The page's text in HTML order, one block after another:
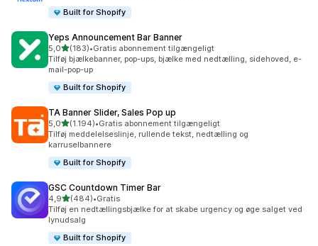
Built for Shopify
Yeps Announcement Bar Banner
5,0ud af 5 stjerner
(183)
183 anmeldelser i alt
•Gratis abonnement tilgængeligt
Tilføj bjælkebanner, pop-ups, bjælke med nedtælling, sidehoved, e-
mail-pop-up
Built for Shopify
TA Banner Slider, Sales Pop up
5,0ud af 5 stjerner
(1.194)
1194 anmeldelser i alt
•Gratis abonnement tilgængeligt
Tilføj meddelelseslinje, rullende tekst, nedtælling og
karruselbannere
Built for Shopify
GSC Countdown Timer Bar
4,9ud af 5 stjerner
(484)
484 anmeldelser i alt
•Gratis
Tilføj en nedtællingsbjælke for at skabe urgency og øge salget ved
lynudsalg
Built for Shopify